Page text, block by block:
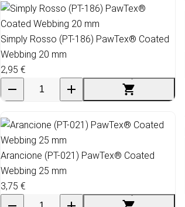
Simply Rosso (PT-186) PawTex® Coated
Webbing 20 mm
2,95 €
Arancione (PT-021) PawTex® Coated
Webbing 25 mm
3,75 €